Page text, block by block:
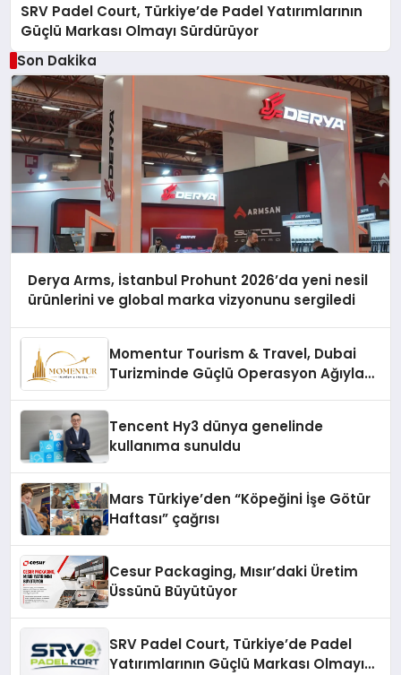
SRV Padel Court, Türkiye’de Padel Yatırımlarının
Güçlü Markası Olmayı Sürdürüyor
Son Dakika
Derya Arms, İstanbul Prohunt 2026’da yeni nesil
ürünlerini ve global marka vizyonunu sergiledi
Momentur Tourism & Travel, Dubai
Turizminde Güçlü Operasyon Ağıyla
Tencent Hy3 dünya genelinde
kullanıma sunuldu
Mars Türkiye’den “Köpeğini İşe Götür
Haftası” çağrısı
Cesur Packaging, Mısır’daki Üretim
Üssünü Büyütüyor
SRV Padel Court, Türkiye’de Padel
Yatırımlarının Güçlü Markası Olmayı